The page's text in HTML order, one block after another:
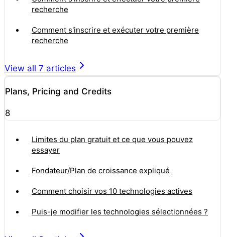
recherche
Comment s'inscrire et exécuter votre première
recherche
View all 7 articles
Plans, Pricing and Credits
8
Limites du plan gratuit et ce que vous pouvez
essayer
Fondateur/Plan de croissance expliqué
Comment choisir vos 10 technologies actives
Puis-je modifier les technologies sélectionnées ?